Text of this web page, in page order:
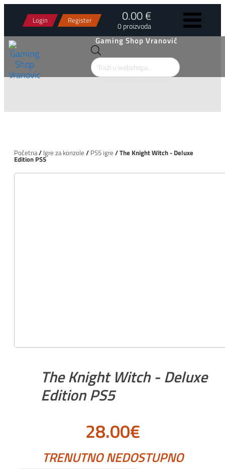
Login Register 0.00 €
0 proizvoda
Gaming Shop Vranović
Products
search
Početna/ Igre za konzole / PS5 igre / The Knight Witch - Deluxe
Edition PS5
The Knight Witch - Deluxe
Edition PS5
28.00€
TRENUTNO NEDOSTUPNO